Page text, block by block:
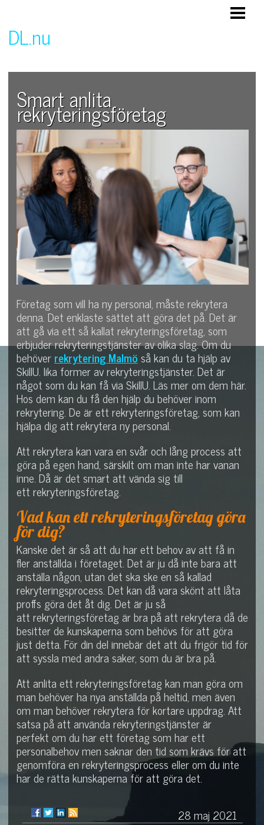
DL.nu
Smart anlita
rekryteringsföretag
Företag som vill ha ny personal, måste rekrytera
denna. Det enklaste sättet att göra det på. Det är
att gå via ett så kallat rekryteringsföretag, som
erbjuder rekryteringstjänster av olika slag. Om du
behöverrekrytering Malmöså kan du ta hjälp av
SkillU. lika former av rekryteringstjänster. Det är
något som du kan få via SkillU. Läs mer om dem här.
Hos dem kan du få den hjälp du behöver inom
rekrytering. De är ett rekryteringsföretag, som kan
hjälpa dig att rekrytera ny personal.
Att rekrytera kan vara en svår och lång process att
göra på egen hand, särskilt om man inte har vanan
inne. Då är det smart att vända sig till
ett rekryteringsföretag.
Vad kan ett rekryteringsföretag göra
för dig?
Kanske det är så att du har ett behov av att få in
fler anställda i företaget. Det är ju då inte bara att
anställa någon, utan det ska ske en så kallad
rekryteringsprocess. Det kan då vara skönt att låta
proffs göra det åt dig. Det är ju så
att rekryteringsföretag är bra på att rekrytera då de
besitter de kunskaperna som behövs för att göra
just detta. För din del innebär det att du frigör tid för
att syssla med andra saker, som du är bra på.
Att anlita ett rekryteringsföretag kan man göra om
man behöver ha nya anställda på heltid, men även
om man behöver rekrytera för kortare uppdrag. Att
satsa på att använda rekryteringstjänster är
perfekt om du har ett företag som har ett
personalbehov men saknar den tid som krävs för att
genomföra en rekryteringsprocess eller om du inte
har de rätta kunskaperna för att göra det.
28 maj 2021